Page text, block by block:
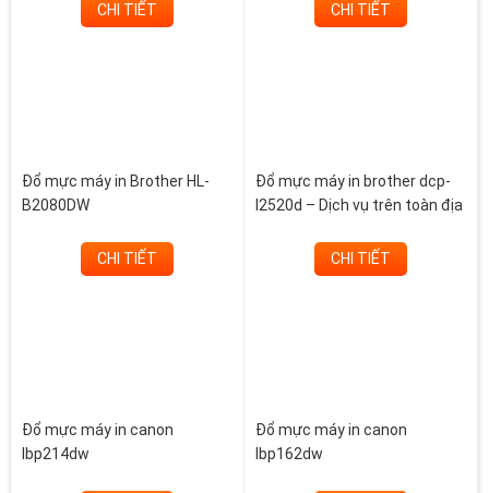
CHI TIẾT CHI TIẾT
Đổ mực máy in Brother HL-
B2080DW
CHI TIẾT
Đổ mực máy in brother dcp-
l2520d – Dịch vụ trên toàn địa
CHI TIẾT
Đổ mực máy in canon
lbp214dw
Đổ mực máy in canon
lbp162dw